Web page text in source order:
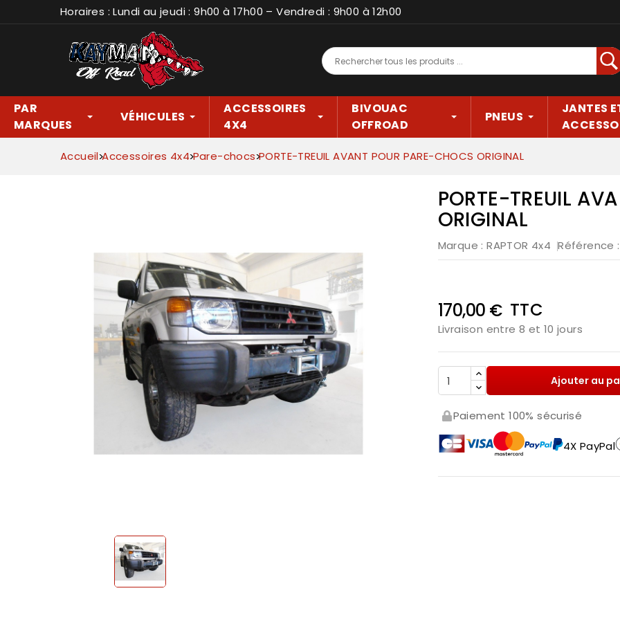
Horaires : Lundi au jeudi : 9h00 à 17h00 – Vendredi : 9h00 à 12h00
PAR
MARQUES
VÉHICULES
ACCESSOIRES
4X4
BIVOUAC
OFFROAD
PNEUS
JANTES
Accueil Accessoires 4x4 Pare-chocs PORTE-TREUIL AVANT POUR PARE-CHOCS ORIGINAL
PORTE-TREUIL
ORIGINAL
Marque : RAPTOR 4x4 Référence
170,00 € TTC
Livraison entre 8 et 10 jours
Ajouter au
Paiement 100% sécurisé
4X PayPal